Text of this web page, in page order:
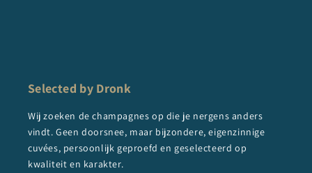
Selected by Dronk
Wij zoeken de champagnes op die je nergens anders
vindt. Geen doorsnee, maar bijzondere, eigenzinnige
cuvées, persoonlijk geproefd en geselecteerd op
kwaliteit en karakter.